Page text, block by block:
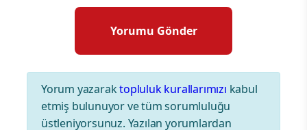
Yorum yazaraktopluluk kurallarımızı kabul
etmiş bulunuyor ve tüm sorumluluğu
üstleniyorsunuz. Yazılan yorumlardan